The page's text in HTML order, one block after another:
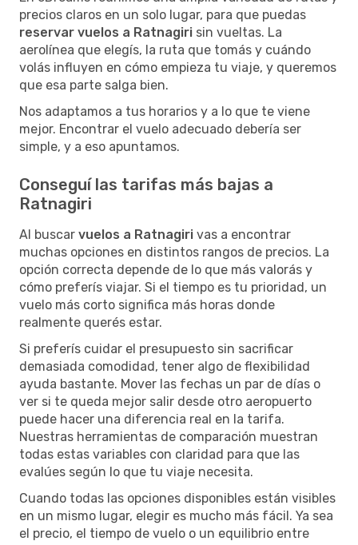
precios claros en un solo lugar, para que puedas
reservar vuelos a Ratnagiri sin vueltas. La
aerolínea que elegís, la ruta que tomás y cuándo
volás influyen en cómo empieza tu viaje, y queremos
que esa parte salga bien.
Nos adaptamos a tus horarios y a lo que te viene
mejor. Encontrar el vuelo adecuado debería ser
simple, y a eso apuntamos.
Conseguí las tarifas más bajas a
Ratnagiri
Al buscar vuelos a Ratnagiri vas a encontrar
muchas opciones en distintos rangos de precios. La
opción correcta depende de lo que más valorás y
cómo preferís viajar. Si el tiempo es tu prioridad, un
vuelo más corto significa más horas donde
realmente querés estar.
Si preferís cuidar el presupuesto sin sacrificar
demasiada comodidad, tener algo de flexibilidad
ayuda bastante. Mover las fechas un par de días o
ver si te queda mejor salir desde otro aeropuerto
puede hacer una diferencia real en la tarifa.
Nuestras herramientas de comparación muestran
todas estas variables con claridad para que las
evalúes según lo que tu viaje necesita.
Cuando todas las opciones disponibles están visibles
en un mismo lugar, elegir es mucho más fácil. Ya sea
el precio, el tiempo de vuelo o un equilibrio entre